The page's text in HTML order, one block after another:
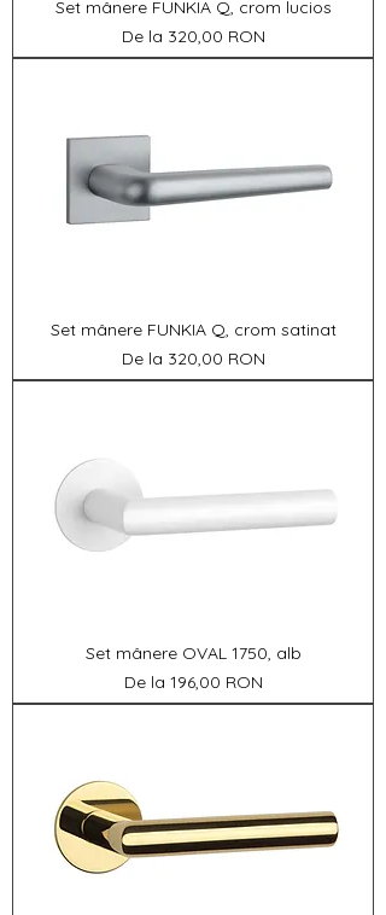
Set mânere FUNKIA Q, crom lucios
De la 320,00 RON
Preț redus
Set mânere FUNKIA Q, crom satinat
De la 320,00 RON
Preț redus
Set mânere OVAL 1750, alb
De la 196,00 RON
Preț redus